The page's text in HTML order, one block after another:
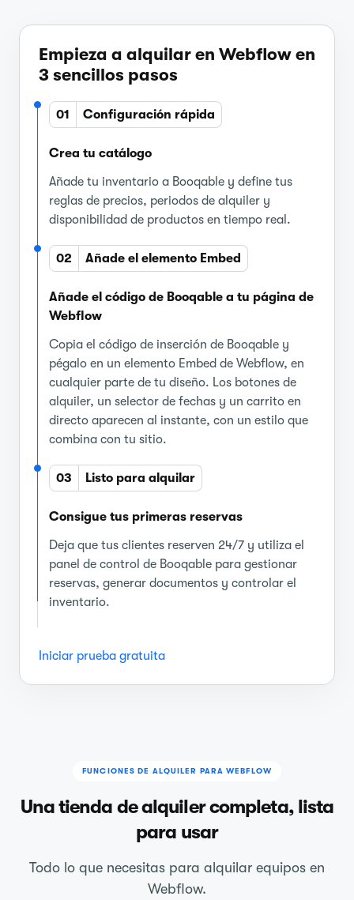
Empieza a alquilar en Webflow en
3 sencillos pasos
01 Configuración rápida
Crea tu catálogo
Añade tu inventario a Booqable y define tus
reglas de precios, periodos de alquiler y
disponibilidad de productos en tiempo real.
02 Añade el elemento Embed
Añade el código de Booqable a tu página de
Webflow
Copia el código de inserción de Booqable y
pégalo en un elemento Embed de Webflow, en
cualquier parte de tu diseño. Los botones de
alquiler, un selector de fechas y un carrito en
directo aparecen al instante, con un estilo que
combina con tu sitio.
03 Listo para alquilar
Consigue tus primeras reservas
Deja que tus clientes reserven 24/7 y utiliza el
panel de control de Booqable para gestionar
reservas, generar documentos y controlar el
inventario.
Iniciar prueba gratuita
FUNCIONES DE ALQUILER PARA WEBFLOW
Una tienda de alquiler completa, lista
para usar
Todo lo que necesitas para alquilar equipos en
Webflow.